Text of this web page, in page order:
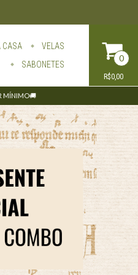
CASA
VELAS
SABONETES
0
R$0,00
MÍNIMO🚚